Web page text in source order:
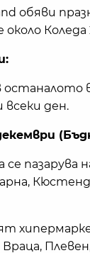
обяви
Коледа
останалото
ден.
пазарува